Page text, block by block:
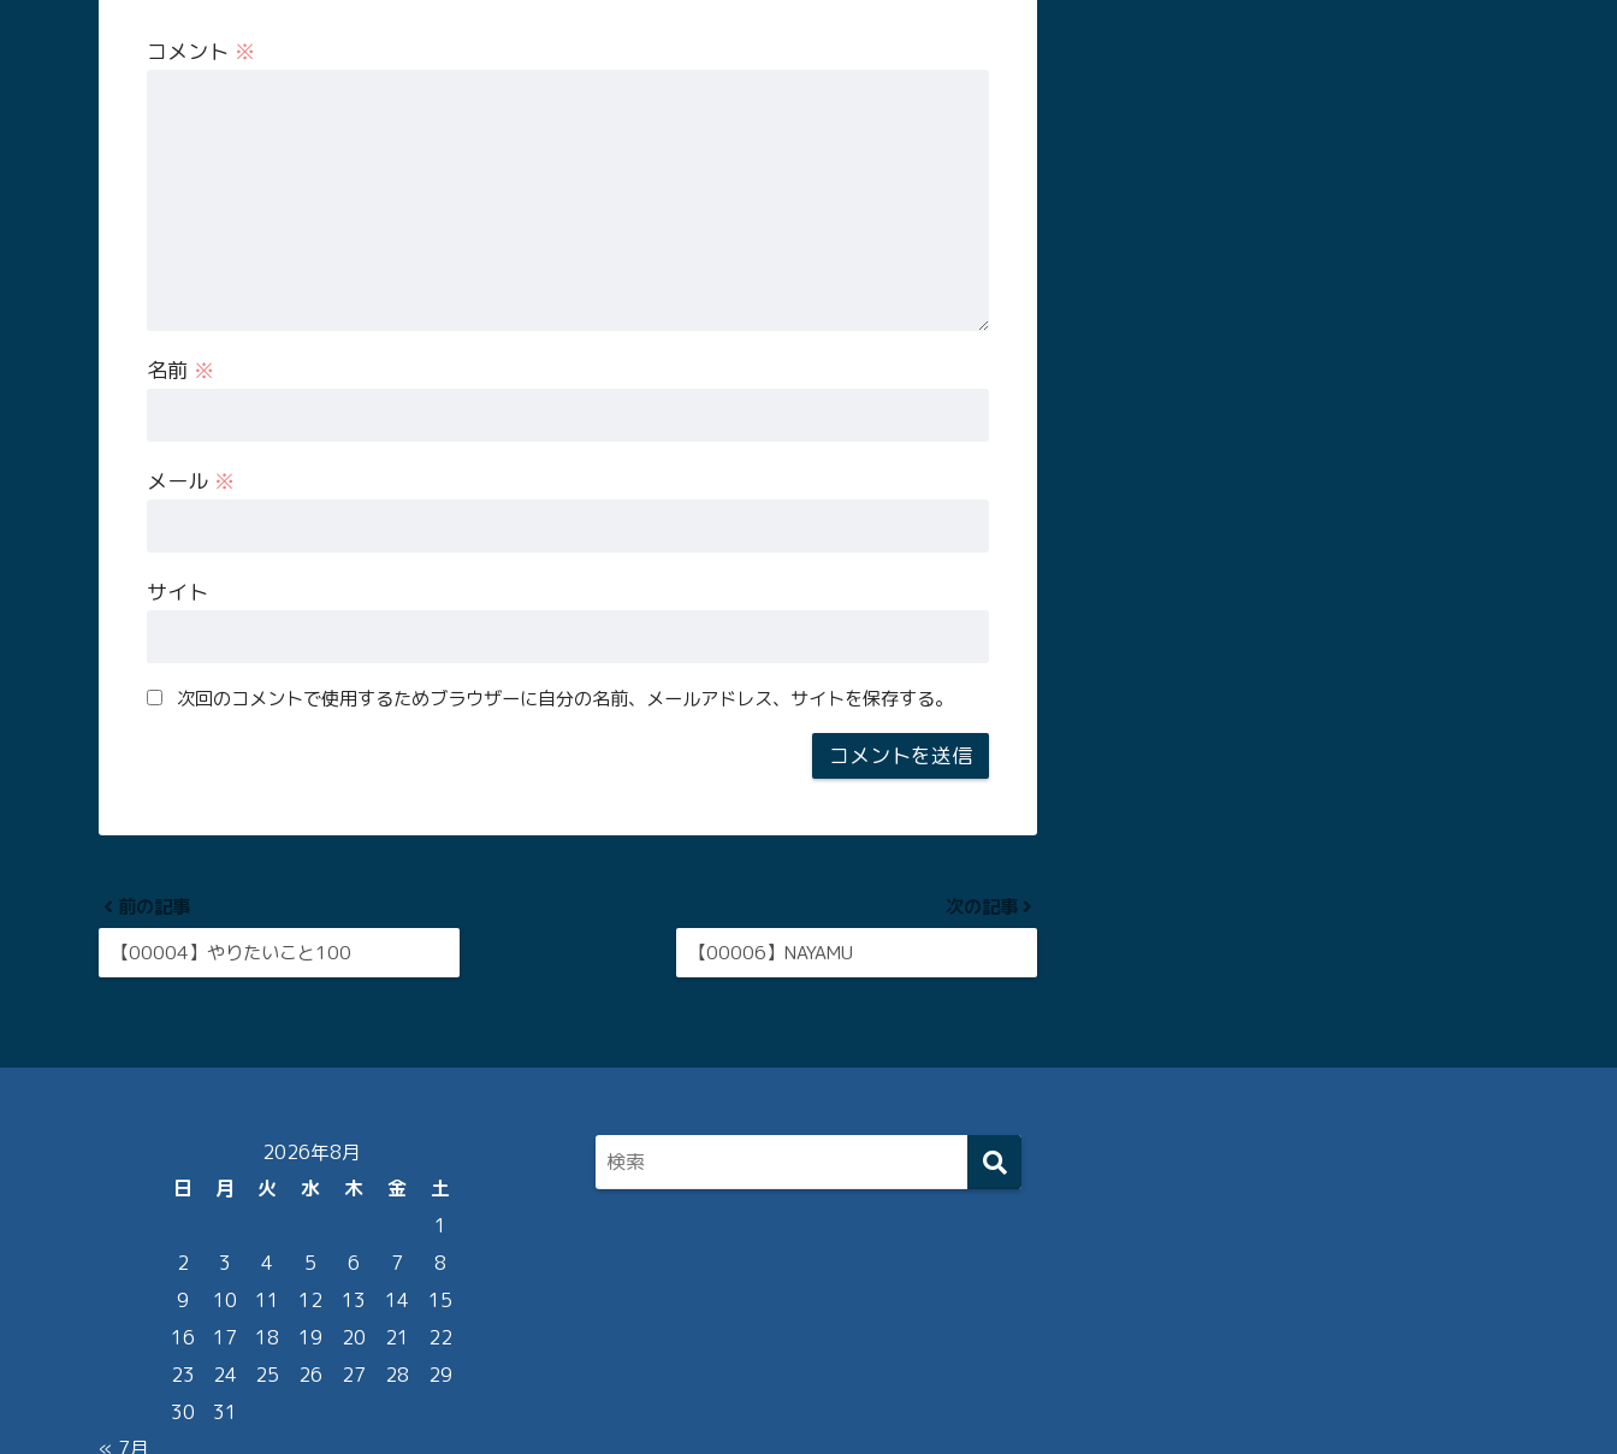
コメント ※
名前 ※
メール ※
サイト
次回のコメントで使用するためブラウザーに自分の名前、メールアドレス、サイトを保存する。
前の記事
【00004】やりたいこと100
次の記事
【00006】NAYAMU
2026年8月
日
月 火 水 木 金
土
1
2
3 4 5 6 7
8
9
10 11 12 13 14
15
16
17 18 19 20 21
22
23
24 25 26 27 28
29
30
31
« 7月